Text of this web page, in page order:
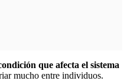
que afecta el sistema
mucho entre individuos.